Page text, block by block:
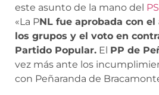
este asunto de la mano del
«La PNL fue aprobada con
los grupos y el voto en
Partido Popular. El PP de
vez más ante los
con Peñaranda de